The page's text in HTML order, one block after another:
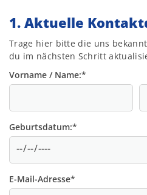
1. Aktuelle
Trage hier bitte die uns
du im nächsten Schritt
Vorname / Name:*
Geburtsdatum:*
E-Mail-Adresse*